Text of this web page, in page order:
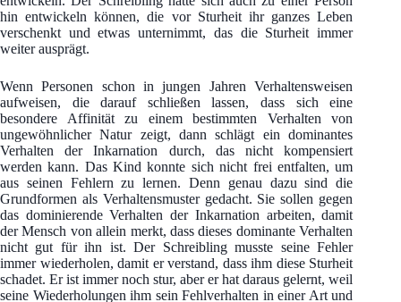
hin entwickeln können, die vor Sturheit ihr ganzes Leben
verschenkt und etwas unternimmt, das die Sturheit immer
weiter ausprägt.
Wenn Personen schon in jungen Jahren Verhaltensweisen
aufweisen, die darauf schließen lassen, dass sich eine
besondere Affinität zu einem bestimmten Verhalten von
ungewöhnlicher Natur zeigt, dann schlägt ein dominantes
Verhalten der Inkarnation durch, das nicht kompensiert
werden kann. Das Kind konnte sich nicht frei entfalten, um
aus seinen Fehlern zu lernen. Denn genau dazu sind die
Grundformen als Verhaltensmuster gedacht. Sie sollen gegen
das dominierende Verhalten der Inkarnation arbeiten, damit
der Mensch von allein merkt, dass dieses dominante Verhalten
nicht gut für ihn ist. Der Schreibling musste seine Fehler
immer wiederholen, damit er verstand, dass ihm diese Sturheit
schadet. Er ist immer noch stur, aber er hat daraus gelernt, weil
seine Wiederholungen ihm sein Fehlverhalten in einer Art und